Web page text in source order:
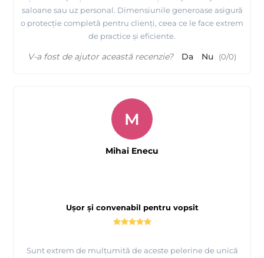
saloane sau uz personal. Dimensiunile generoase asigură
o protecție completă pentru clienți, ceea ce le face extrem
de practice și eficiente.
V-a fost de ajutor această recenzie? Da Nu (0/0)
Ușor și convenabil pentru vopsit
Sunt extrem de mulțumită de aceste pelerine de unică
M
Mihai Enecu